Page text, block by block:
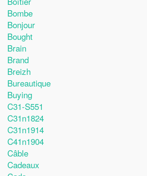
Bombe
Bonjour
Bought
Brain
Brand
Breizh
Bureautique
Buying
C31-S551
C31n1824
C31n1914
C41n1904
Câble
Cadeaux